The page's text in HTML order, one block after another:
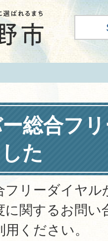
総合フ
た
フリーダイヤル
に関するお問い
ください。